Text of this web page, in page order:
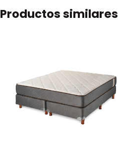
Productos similares